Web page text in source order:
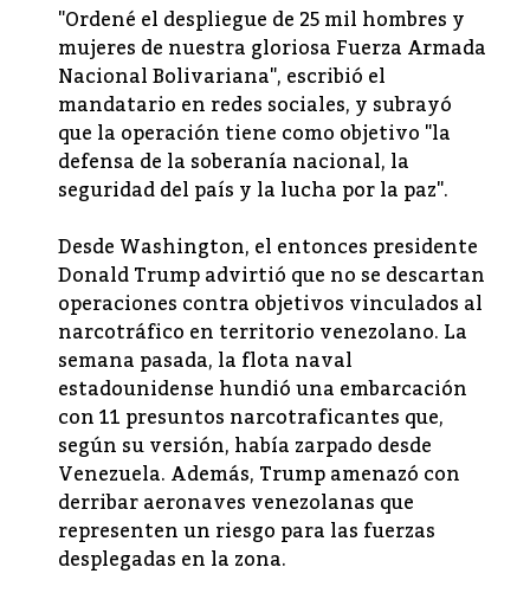
"Ordené el despliegue de 25 mil hombres y
mujeres de nuestra gloriosa Fuerza Armada
Nacional Bolivariana", escribió el
mandatario en redes sociales, y subrayó
que la operación tiene como objetivo "la
defensa de la soberanía nacional, la
seguridad del país y la lucha por la paz".
Desde Washington, el entonces presidente
Donald Trump advirtió que no se descartan
operaciones contra objetivos vinculados al
narcotráfico en territorio venezolano. La
semana pasada, la flota naval
estadounidense hundió una embarcación
con 11 presuntos narcotraficantes que,
según su versión, había zarpado desde
Venezuela. Además, Trump amenazó con
derribar aeronaves venezolanas que
representen un riesgo para las fuerzas
desplegadas en la zona.